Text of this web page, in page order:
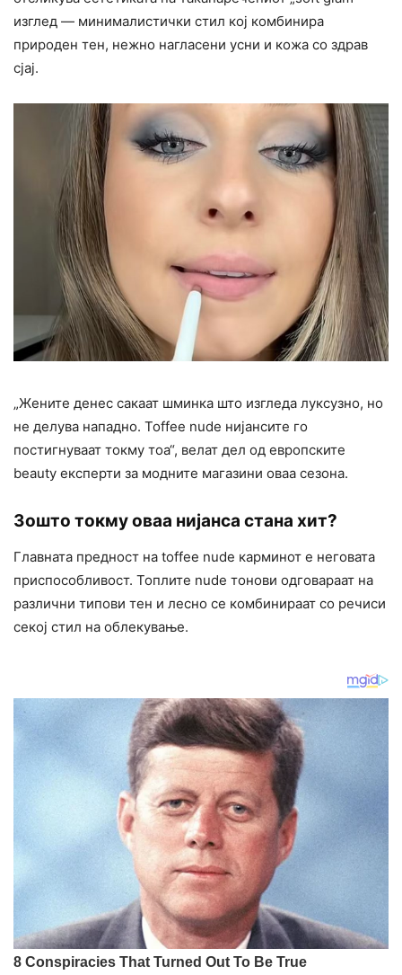
изглед — минималистички стил кој комбинира
природен тен, нежно нагласени усни и кожа со здрав
сјај.
„Жените денес сакаат шминка што изгледа луксузно, но
не делува нападно. Toffee nude нијансите го
постигнуваат токму тоа“, велат дел од европските
beauty експерти за модните магазини оваа сезона.
Зошто токму оваа нијанса стана хит?
Главната предност на toffee nude карминот е неговата
приспособливост. Топлите nude тонови одговараат на
различни типови тен и лесно се комбинираат со речиси
секој стил на облекување.